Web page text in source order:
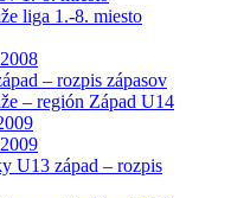
liga 1.-8. miesto
– rozpis zápasov
– región Západ U14
U13 západ – rozpis